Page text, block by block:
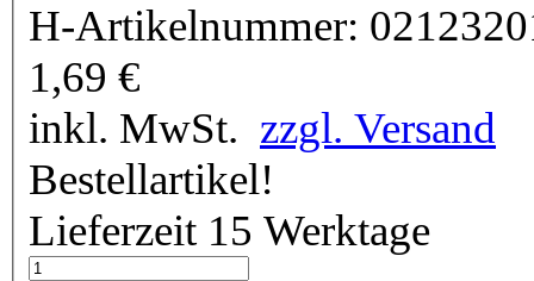
H-Artikelnummer:
1,69 €
inkl. MwSt. zzgl. Versand
Bestellartikel!
Lieferzeit 15 Werktage